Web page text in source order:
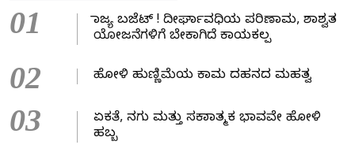
01
ರಾಜ್ಯ ಬಜೆಟ್ ! ದೀರ್ಘಾವಧಿಯ ಪರಿಣಾಮ, ಶಾಶ್ವತ
ಯೋಜನೆಗಳಿಗೆ ಬೇಕಾಗಿದೆ ಕಾಯಕಲ್ಪ
02 ಹೋಳಿ ಹುಣ್ಣಿಮೆಯ ಕಾಮ ದಹನದ ಮಹತ್ವ
03
ಏಕತೆ, ನಗು ಮತ್ತು ಸಕಾರಾತ್ಮಕ ಭಾವವೇ ಹೋಳಿ
ಹಬ್ಬ